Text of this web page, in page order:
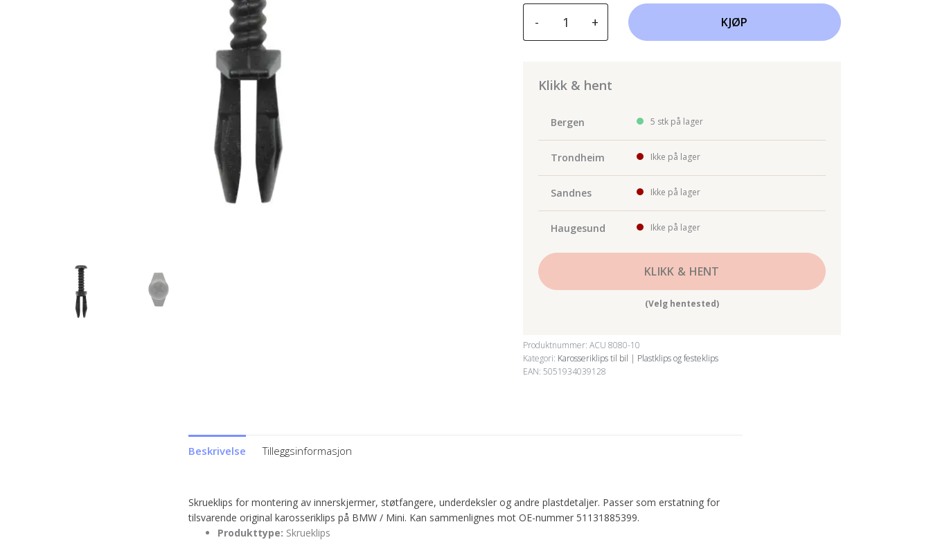
-
BMW
Black
Screw
+ KJØP
Klikk & hent
Bergen 5 stk på lager
Trondheim Ikke på lager
Sandnes Ikke på lager
Haugesund Ikke på lager
KLIKK & HENT
(Velg hentested)
Produktnummer: ACU 8080-10
Kategori: Karosseriklips til bil | Plastklips og festeklips
EAN: 5051934039128
Beskrivelse Tilleggsinformasjon
Skrueklips for montering av innerskjermer, støtfangere, underdeksler og andre plastdetaljer. Passer som erstatning for
tilsvarende original karosseriklips på BMW / Mini. Kan sammenlignes mot OE-nummer 51131885399.
Produkttype: Skrueklips